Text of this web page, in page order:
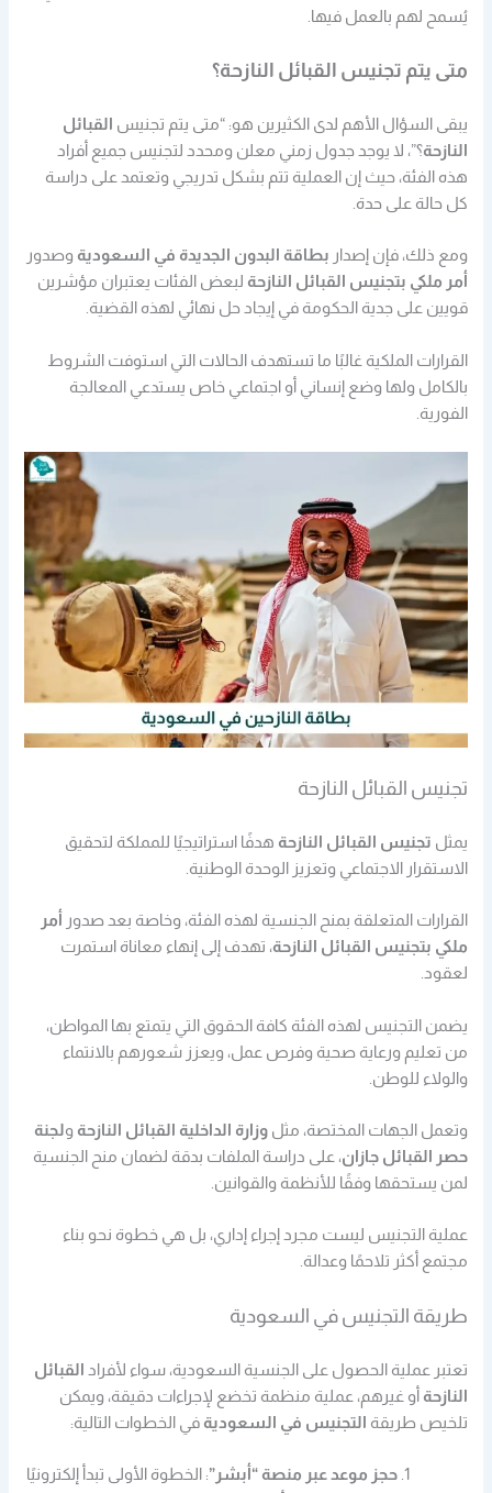
يُسمح لهم بالعمل فيها.
متى يتم تجنيس القبائل النازحة؟
يبقى السؤال الأهم لدى الكثيرين هو: “متى يتم تجنيس
القبائل
النازحة؟”، لا يوجد جدول زمني معلن ومحدد لتجنيس جميع أفراد
هذه الفئة، حيث إن العملية تتم بشكل تدريجي وتعتمد على دراسة
كل حالة على حدة.
ومع ذلك، فإن إصدار بطاقة البدون الجديدة في السعودية وصدور
أمر ملكي بتجنيس القبائل النازحة لبعض الفئات يعتبران مؤشرين
قويين على جدية الحكومة في إيجاد حل نهائي لهذه القضية.
القرارات الملكية غالبًا ما تستهدف الحالات التي استوفت الشروط
بالكامل ولها وضع إنساني أو اجتماعي خاص يستدعي المعالجة
الفورية.
تجنيس القبائل النازحة
يمثل تجنيس القبائل النازحة هدفًا استراتيجيًا للمملكة لتحقيق
الاستقرار الاجتماعي وتعزيز الوحدة الوطنية.
القرارات المتعلقة بمنح الجنسية لهذه الفئة، وخاصة بعد صدور أمر
ملكي بتجنيس القبائل النازحة، تهدف إلى إنهاء معاناة استمرت
لعقود.
يضمن التجنيس لهذه الفئة كافة الحقوق التي يتمتع بها المواطن،
من تعليم ورعاية صحية وفرص عمل، ويعزز شعورهم بالانتماء
والولاء للوطن.
وتعمل الجهات المختصة، مثلوزارة الداخلية القبائل النازحة و لجنة
حصر القبائل جازان، على دراسة الملفات بدقة لضمان منح الجنسية
لمن يستحقها وفقًا للأنظمة والقوانين.
عملية التجنيس ليست مجرد إجراء إداري، بل هي خطوة نحو بناء
مجتمع أكثر تلاحمًا وعدالة.
طريقة التجنيس في السعودية
تعتبر عملية الحصول على الجنسية السعودية، سواء لأفراد
القبائل
النازحة أو غيرهم، عملية منظمة تخضع لإجراءات دقيقة، ويمكن
تلخيص طريقة
التجنيس في السعودية في الخطوات التالية:
حجز موعد عبر منصة “أبشر”: الخطوة الأولى تبدأ إلكترونيًا